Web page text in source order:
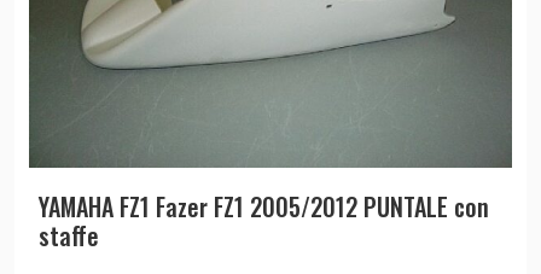
YAMAHA FZ1 Fazer FZ1 2005/2012 PUNTALE con
staffe